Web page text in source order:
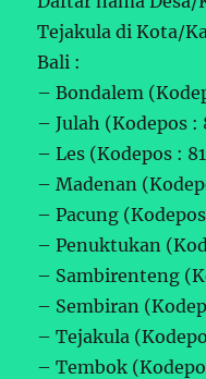
Tejakula di Kota/
Bali :
– Bondalem
– Julah (Kodepos :
– Les (Kodepos :
– Madenan
– Pacung (Kodepos
– Penuktukan
– Sambirenteng
– Sembiran
– Tejakula
– Tembok